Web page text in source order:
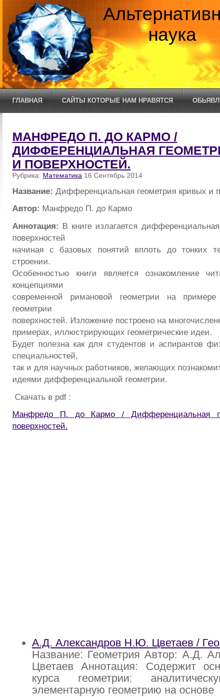
наука
ГЛАВНАЯ САЙТЫ КОТОРЫЕ НАМ НРАВЯТСЯ
МАНФРЕДО П. ДО КАРМО /
ДИФФЕРЕНЦИАЛЬНАЯ
И ПОВЕРХНОСТЕЙ.
Рубрика: Математика 16 Сентябрь 2014
Название: Дифференциальная геометрия кривых и
Автор: Манфредо П. до Кармо
Аннотация: В книге излагается
поверхностей
начиная с базовых понятий вплоть до тонких
строении.
Особенностью книги является ознакомление
концепциями
современной римановой геометрии на
геометрии
поверхностей. Изложение построено на
примерах, иллюстрирующих геометрические идеи.
Будет полезна как для студентов и аспирантов
специальностей,
так и для научных работников, желающих
идеями дифференциальной геометрии.
Скачать в pdf :
Манфредо П. до Кармо / Дифференциальная
поверхностей.
А.Д. Александров Н.Ю. Цветаев /
Название: Геометрия Автор: А.Д.
Цветаев Аннотация: Содержит
курса геометрии:
элементарную геометрию на основе